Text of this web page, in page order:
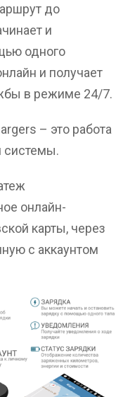
до
и
одного
и получает
в режиме 24/7.
– это работа
системы.
онлайн-
карты, через
с аккаунтом